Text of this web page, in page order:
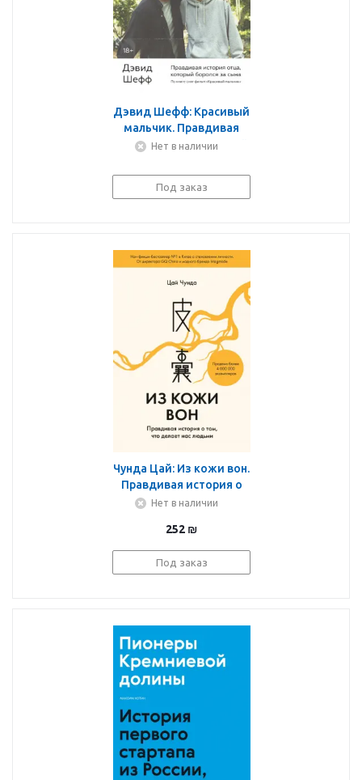
Дэвид Шефф: Красивый
мальчик. Правдивая
история отца, который
Нет в наличии
Под заказ
Чунда Цай: Из кожи вон.
Правдивая история о
том, что делает нас
Нет в наличии
252 ₪
Под заказ